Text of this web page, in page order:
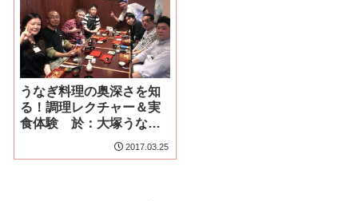
うなぎ料理の奥深さを知
る！調理レクチャー＆実
食体験 於：大塚うなぎ
2017.03.25